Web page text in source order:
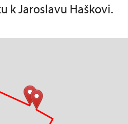
k Jaroslavu Haškovi.